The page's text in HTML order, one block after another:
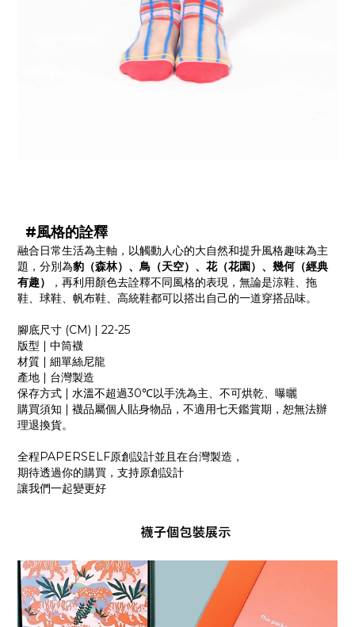
#風格的詮釋
融合日常生活為主軸，以觸動人心的大自然和提升風格趣味為主
題，分別為豹（森林）、鳥（天空）、花（花園）、幾何（經典
有趣）
，再利用顏色去詮釋不同風格的表現，無論是涼鞋、拖
鞋、球鞋、帆布鞋、高統鞋都可以搭出自己的一道穿搭品味。
腳底尺寸 (CM) | 22-25
版型 | 中筒襪
材質 | 細單絲尼龍
產地 | 台灣製造
保存方式 | 水溫不超過30℃以手洗為主、不可烘乾、曝曬
購買須知 | 襪品屬個人貼身物品，不適用七天鑑賞期，恕無法辦
理退換貨。
全程PAPERSELF原創設計並且在台灣製造，
期待透過你的購買，支持原創設計
讓我們一起變更好